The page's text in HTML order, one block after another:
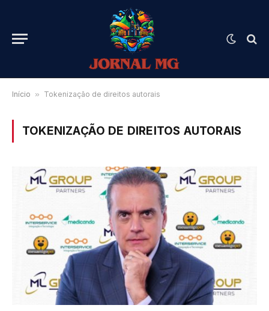
Início » Tokenização de direitos autorais
TOKENIZAÇÃO DE DIREITOS AUTORAIS